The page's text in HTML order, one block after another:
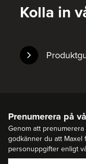
Kolla in
Prenumerera på
Genom att
godkänner du att Maxel
personuppgifter enligt